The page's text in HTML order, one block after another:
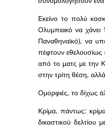
Εκείνο το πολύ
Ολυμπιακό να χάνει
Παναθηναϊκό), να
πέφτουν εθελουσίως
από το ματς με την
στην τρίτη θέση,
Ομορφιές, το δίχως
Κρίμα, πάντως:
δικαστικού δελτίου